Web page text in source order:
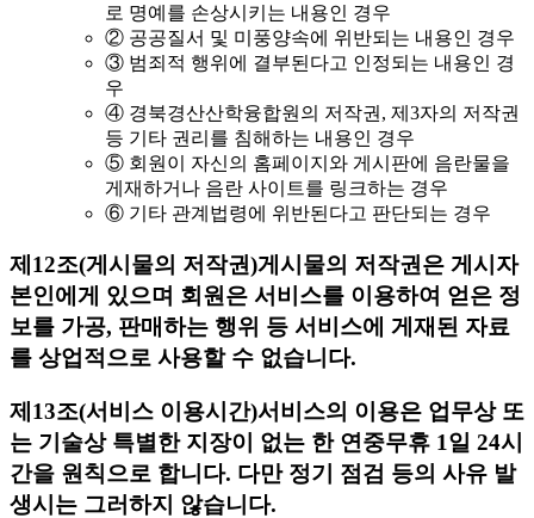
로 명예를 손상시키는 내용인 경우
② 공공질서 및 미풍양속에 위반되는 내용인 경우
③ 범죄적 행위에 결부된다고 인정되는 내용인 경
우
④ 경북경산산학융합원의 저작권, 제3자의 저작권
등 기타 권리를 침해하는 내용인 경우
⑤ 회원이 자신의 홈페이지와 게시판에 음란물을
게재하거나 음란 사이트를 링크하는 경우
⑥ 기타 관계법령에 위반된다고 판단되는 경우
제12조(게시물의 저작권)게시물의 저작권은 게시자
본인에게 있으며 회원은 서비스를 이용하여 얻은 정
보를 가공, 판매하는 행위 등 서비스에 게재된 자료
를 상업적으로 사용할 수 없습니다.
제13조(서비스 이용시간)서비스의 이용은 업무상 또
는 기술상 특별한 지장이 없는 한 연중무휴 1일 24시
간을 원칙으로 합니다. 다만 정기 점검 등의 사유 발
생시는 그러하지 않습니다.